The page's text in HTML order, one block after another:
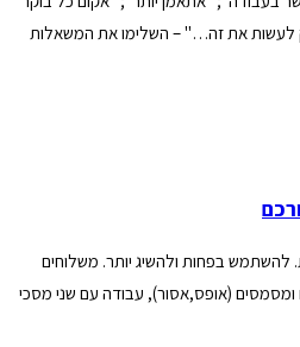
לעשות את זה…" – השלימו את המשאלות
להשתמש בפחות ולהשיג יותר. משלוחים
ומסמסים (אופס,אסור), עבודה עם שני מסכי